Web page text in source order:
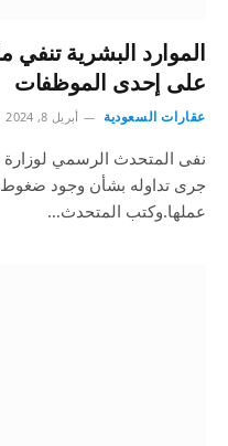
الموارد البشرية
على إحدى الموظفات
عقارات السعودية أبريل 8, 2024
نفى المتحدث الرسمي لوزارة
جرى تداوله بشأن وجود
عملها.وكتب المتحدث…